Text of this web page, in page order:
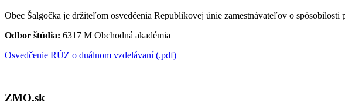
Obec Šalgočka je držiteľom osvedčenia Republikovej únie zamestnávateľov o
Odbor štúdia: 6317 M Obchodná akadémia
Osvedčenie RÚZ o duálnom vzdelávaní (.pdf)
ZMO.sk